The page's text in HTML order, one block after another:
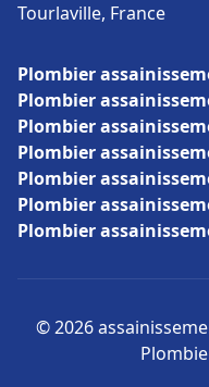
Tourlaville, France
Plombier
Plombier
Plombier
Plombier
Plombier
Plombier
Plombier
© 2026